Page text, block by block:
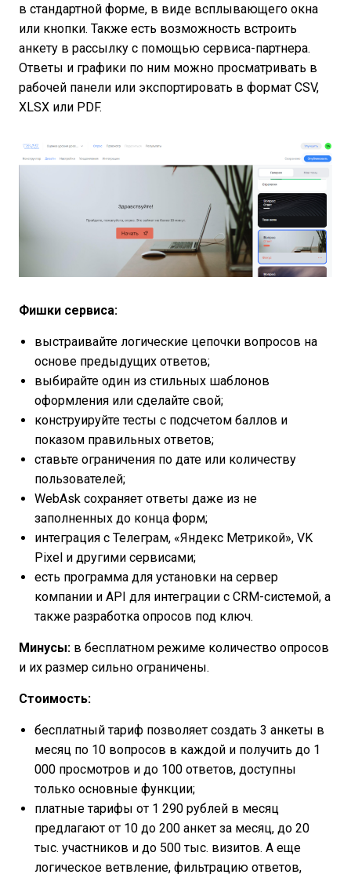
в стандартной форме, в виде всплывающего окна
или кнопки. Также есть возможность встроить
анкету в рассылку с помощью сервиса-партнера.
Ответы и графики по ним можно просматривать в
рабочей панели или экспортировать в формат CSV,
XLSX или PDF.
Фишки сервиса:
выстраивайте логические цепочки вопросов на
основе предыдущих ответов;
выбирайте один из стильных шаблонов
оформления или сделайте свой;
конструируйте тесты с подсчетом баллов и
показом правильных ответов;
ставьте ограничения по дате или количеству
пользователей;
WebAsk сохраняет ответы даже из не
заполненных до конца форм;
интеграция с Телеграм, «Яндекс Метрикой», VK
Pixel и другими сервисами;
есть программа для установки на сервер
компании и API для интеграции с CRM-системой, а
также разработка опросов под ключ.
Минусы: в бесплатном режиме количество опросов
и их размер сильно ограничены.
Стоимость:
бесплатный тариф позволяет создать 3 анкеты в
месяц по 10 вопросов в каждой и получить до 1
000 просмотров и до 100 ответов, доступны
только основные функции;
платные тарифы от 1 290 рублей в месяц
предлагают от 10 до 200 анкет за месяц, до 20
тыс. участников и до 500 тыс. визитов. А еще
логическое ветвление, фильтрацию ответов,